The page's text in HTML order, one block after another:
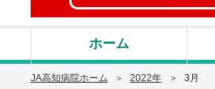
ホーム
JA高知病院ホーム 2022年 3月